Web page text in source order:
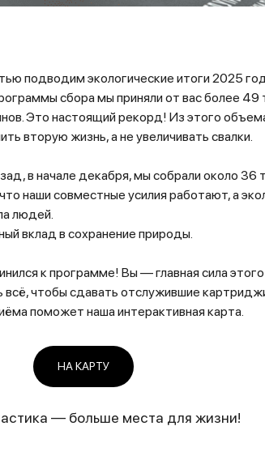
подводим экологические итоги 2025
сбора мы приняли от вас более 49
Это настоящий рекорд! Из этого
вторую жизнь, а не увеличивать свалки.
в начале декабря, мы собрали около 36
наши совместные усилия работают, а
людей.
вклад в сохранение природы.
к программе! Вы — главная сила
чтобы сдавать отслужившие
поможет наша интерактивная карта.
НА КАРТУ
— больше места для жизни!